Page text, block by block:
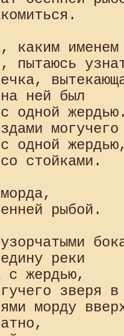
каким именем
пытаюсь
ней был
одной
могучего
одной
стойками.
рыбой.
реки
с жердью,
зверя
морду